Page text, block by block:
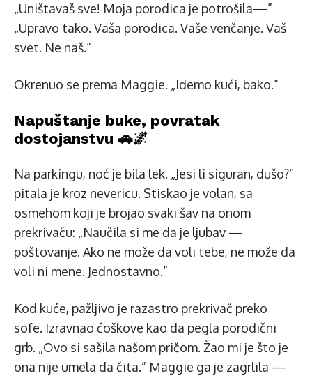
„Uništavaš sve! Moja porodica je potrošila—”
„Upravo tako. Vaša porodica. Vaše venčanje. Vaš
svet. Ne naš.”
Okrenuo se prema Maggie. „Idemo kući, bako.”
Napuštanje buke, povratak
dostojanstvu 🚗🌌
Na parkingu, noć je bila lek. „Jesi li siguran, dušo?”
pitala je kroz nevericu. Stiskao je volan, sa
osmehom koji je brojao svaki šav na onom
prekrivaču: „Naučila si me da je ljubav —
poštovanje. Ako ne može da voli tebe, ne može da
voli ni mene. Jednostavno.”
Kod kuće, pažljivo je razastro prekrivač preko
sofe. Izravnao ćoškove kao da pegla porodični
grb. „Ovo si sašila našom pričom. Žao mi je što je
ona nije umela da čita.” Maggie ga je zagrlila —